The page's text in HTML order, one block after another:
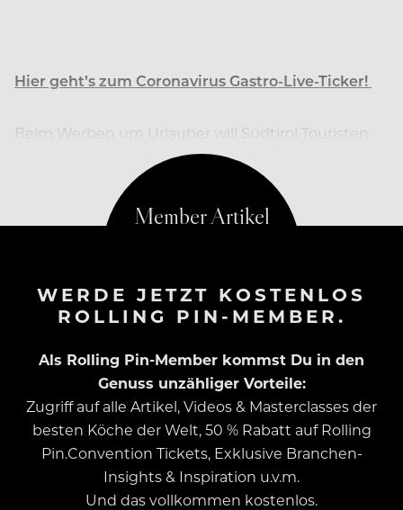
Hier geht’s zum Coronavirus Gastro-Live-Ticker!
Beim Werben um Urlauber will Südtirol Touristen
künftig Gratis-Tests auf das Coronavirus anbieten.
WERDE JETZT KOSTENLOS
ROLLING PIN-MEMBER.
Als Rolling Pin-Member kommst Du in den
Genuss unzähliger Vorteile:
Zugriff auf alle Artikel, Videos & Masterclasses der
besten Köche der Welt, 50 % Rabatt auf Rolling
Pin.Convention Tickets, Exklusive Branchen-
Insights & Inspiration u.v.m.
Und das vollkommen kostenlos.